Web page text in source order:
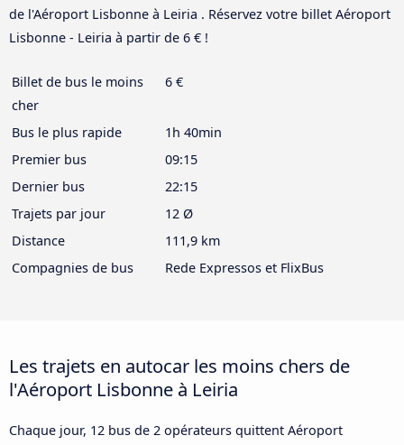
de l'Aéroport Lisbonne à Leiria . Réservez votre billet Aéroport
Lisbonne - Leiria à partir de 6 € !
Billet de bus le moins
cher
6 €
Bus le plus rapide
1h 40min
Premier bus
09:15
Dernier bus
22:15
Trajets par jour
12 Ø
Distance
111,9 km
Compagnies de bus
Rede Expressos et FlixBus
Les trajets en autocar les moins chers de
l'Aéroport Lisbonne à Leiria
Chaque jour, 12 bus de 2 opérateurs quittent Aéroport